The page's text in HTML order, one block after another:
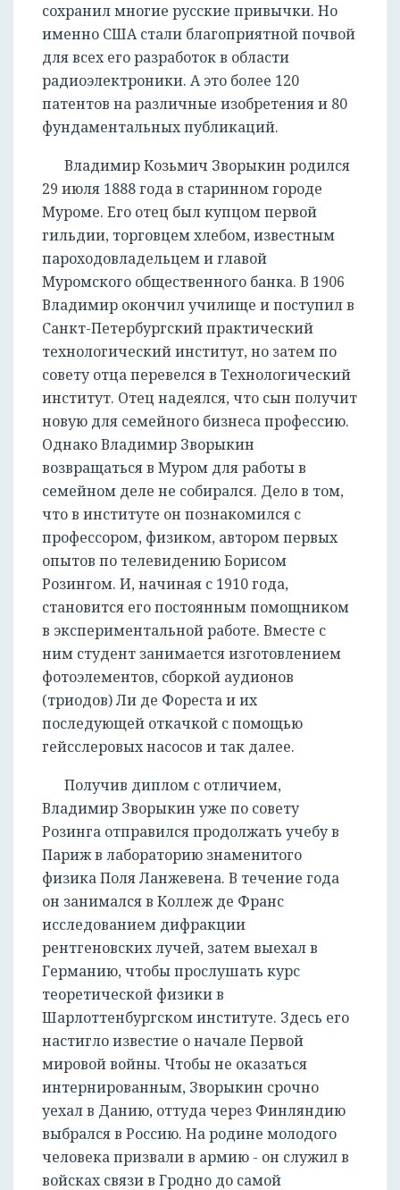
сохранил многие русские привычки. Но
именно США стали благоприятной почвой
для всех его разработок в области
радиоэлектроники. А это более 120
патентов на различные изобретения и 80
фундаментальных публикаций.
Владимир Козьмич Зворыкин родился
29 июля 1888 года в старинном городе
Муроме. Его отец был купцом первой
гильдии, торговцем хлебом, известным
пароходовладельцем и главой
Муромского общественного банка. В 1906
Владимир окончил училище и поступил в
Санкт-Петербургский практический
технологический институт, но затем по
совету отца перевелся в Технологический
институт. Отец надеялся, что сын получит
новую для семейного бизнеса профессию.
Однако Владимир Зворыкин
возвращаться в Муром для работы в
семейном деле не собирался. Дело в том,
что в институте он познакомился с
профессором, физиком, автором первых
опытов по телевидению Борисом
Розингом. И, начиная с 1910 года,
становится его постоянным помощником
в экспериментальной работе. Вместе с
ним студент занимается изготовлением
фотоэлементов, сборкой аудионов
(триодов) Ли де Фореста и их
последующей откачкой с помощью
гейсслеровых насосов и так далее.
Получив диплом с отличием,
Владимир Зворыкин уже по совету
Розинга отправился продолжать учебу в
Париж в лабораторию знаменитого
физика Поля Ланжевена. В течение года
он занимался в Коллеж де Франс
исследованием дифракции
рентгеновских лучей, затем выехал в
Германию, чтобы прослушать курс
теоретической физики в
Шарлоттенбургском институте. Здесь его
настигло известие о начале Первой
мировой войны. Чтобы не оказаться
интернированным, Зворыкин срочно
уехал в Данию, оттуда через Финляндию
выбрался в Россию. На родине молодого
человека призвали в армию - он служил в
войсках связи в Гродно до самой